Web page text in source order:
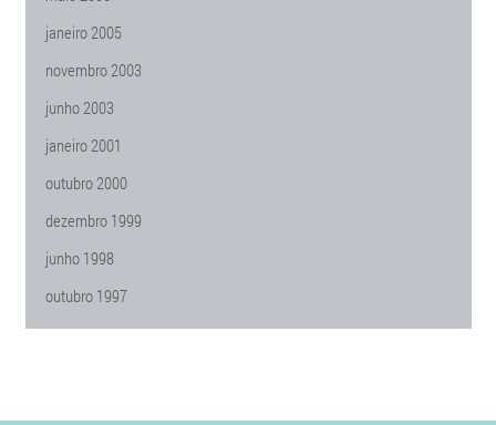
janeiro 2005
novembro 2003
junho 2003
janeiro 2001
outubro 2000
dezembro 1999
junho 1998
outubro 1997